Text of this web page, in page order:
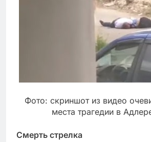
Фото: скриншот из видео
места трагедии в
Смерть стрелка